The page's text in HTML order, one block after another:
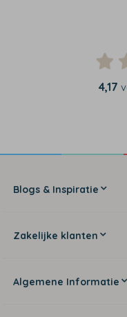
4,17
Blogs & Inspiratie
Zakelijke klanten
Algemene Informatie